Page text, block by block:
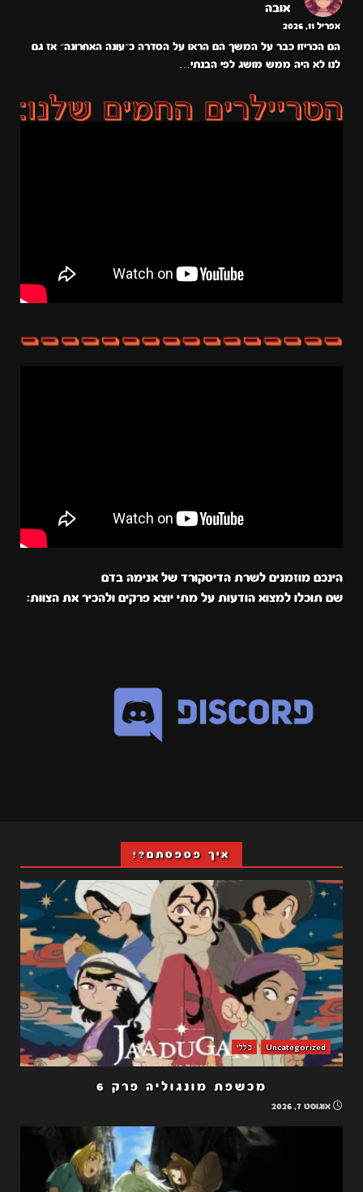
אובה
אפריל 11, 2026
הם הכריזו כבר על המשך הם הראו על הסדרה כ״עונה האחרונה״ אז גם
לנו לא היה ממש מושג לפי הבנתי…
הינכם מוזמנים לשרת הדיסקורד של אנימה בדם
שם תוכלו למצוא הודעות על מתי יוצא פרקים ולהכיר את הצוות:
איך פספסתם?!
Uncategorized כללי
מכשפת מונגוליה פרק 6
אוגוסט 7, 2026